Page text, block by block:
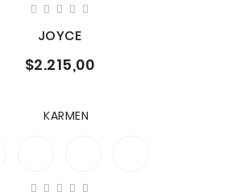
JOYCE
$2.215,00